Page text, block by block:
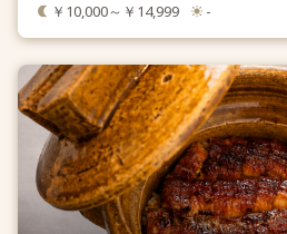
￥10,000～￥14,999 -